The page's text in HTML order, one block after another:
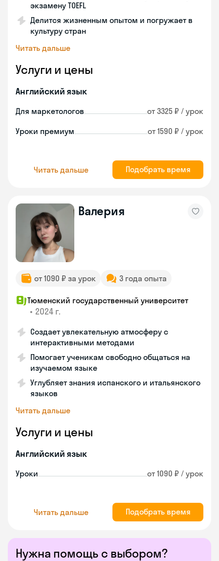
Нужна помощь с выбором?
экзамену TOEFL
Делится жизненным опытом и погружает в
культуру стран
Читать дальше
Услуги и цены
Английский язык
Для маркетологов от 3325 ₽ / урок
Уроки премиум от 1590 ₽ / урок
Читать дальше Подобрать время
Валерия
от 1090 ₽ за урок 3 года опыта
Тюменский государственный университет
• 2024 г.
Создает увлекательную атмосферу с
интерактивными методами
Помогает ученикам свободно общаться на
изучаемом языке
Углубляет знания испанского и итальянского
языков
Читать дальше
Услуги и цены
Английский язык
Уроки от 1090 ₽ / урок
Читать дальше Подобрать время